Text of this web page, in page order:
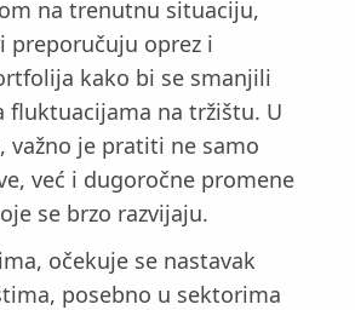
na trenutnu situaciju,
preporučuju oprez i
kako bi se smanjili
fluktuacijama na tržištu. U
važno je pratiti ne samo
već i dugoročne promene
se brzo razvijaju.
očekuje se nastavak
posebno u sektorima